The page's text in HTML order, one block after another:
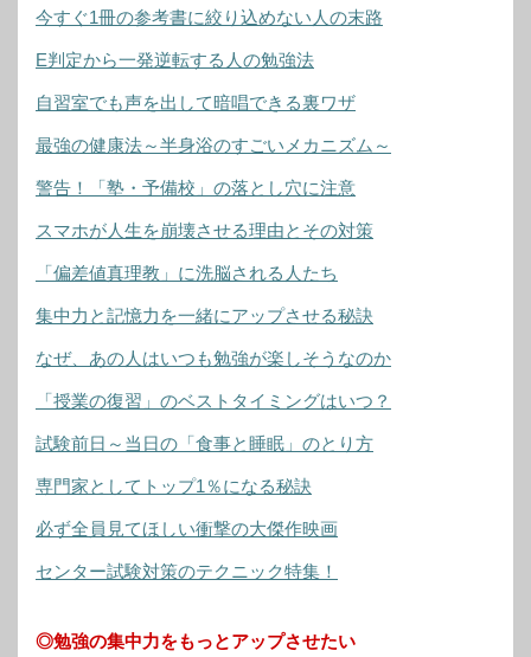
今すぐ1冊の参考書に絞り込めない人の末路
E判定から一発逆転する人の勉強法
自習室でも声を出して暗唱できる裏ワザ
最強の健康法～半身浴のすごいメカニズム～
警告！「塾・予備校」の落とし穴に注意
スマホが人生を崩壊させる理由とその対策
「偏差値真理教」に洗脳される人たち
集中力と記憶力を一緒にアップさせる秘訣
なぜ、あの人はいつも勉強が楽しそうなのか
「授業の復習」のベストタイミングはいつ？
試験前日～当日の「食事と睡眠」のとり方
専門家としてトップ1％になる秘訣
必ず全員見てほしい衝撃の大傑作映画
センター試験対策のテクニック特集！
◎勉強の集中力をもっとアップさせたい